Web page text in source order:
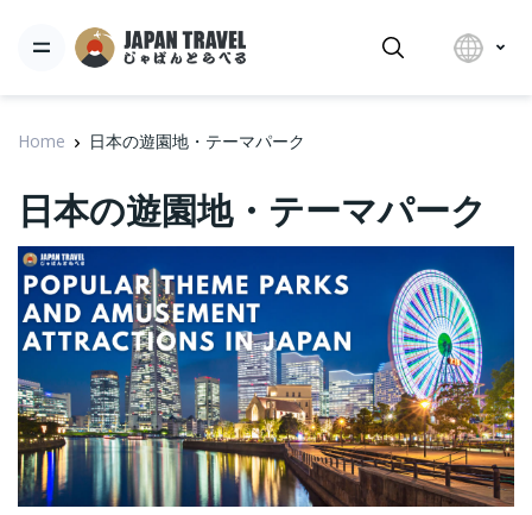
Home 日本の遊園地・テーマパーク
日本の遊園地・テーマパーク